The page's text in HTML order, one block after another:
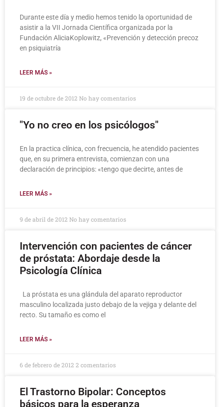
Durante este día y medio hemos tenido la oportunidad de
asistir a la VII Jornada Científica organizada por la
Fundación AliciaKoplowitz, «Prevención y detección precoz
en psiquiatría
LEER MÁS »
19 de octubre de 2012 No hay comentarios
"Yo no creo en los psicólogos"
En la practica clínica, con frecuencia, he atendido pacientes
que, en su primera entrevista, comienzan con una
declaración de principios: «tengo que decirte, antes de
LEER MÁS »
9 de abril de 2012 No hay comentarios
Intervención con pacientes de cáncer
de próstata: Abordaje desde la
Psicología Clínica
La próstata es una glándula del aparato reproductor
masculino localizada justo debajo de la vejiga y delante del
recto. Su tamaño es como el
LEER MÁS »
6 de febrero de 2012 2 comentarios
El Trastorno Bipolar: Conceptos
básicos para la esperanza